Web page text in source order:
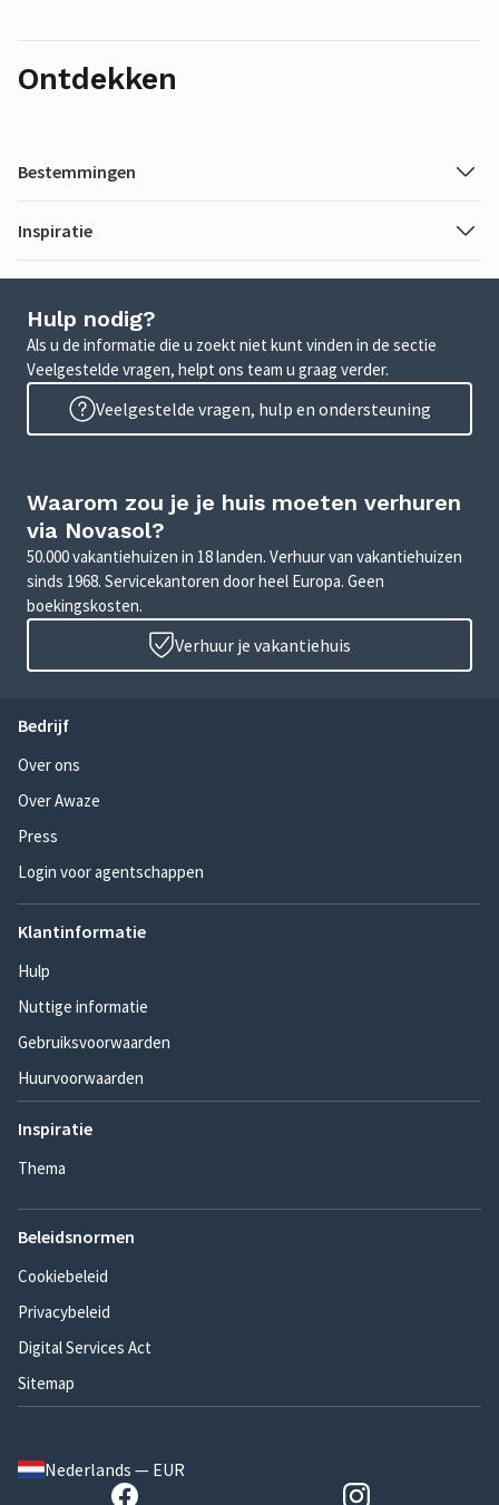
Ontdekken
Bestemmingen
Inspiratie
Hulp nodig?
Als u de informatie die u zoekt niet kunt vinden in de sectie
Veelgestelde vragen, helpt ons team u graag verder.
Veelgestelde vragen, hulp en ondersteuning
Waarom zou je je huis moeten verhuren
via Novasol?
50.000 vakantiehuizen in 18 landen. Verhuur van vakantiehuizen
sinds 1968. Servicekantoren door heel Europa. Geen
boekingskosten.
Verhuur je vakantiehuis
Bedrijf
Over ons
Over Awaze
Press
Login voor agentschappen
Klantinformatie
Hulp
Nuttige informatie
Gebruiksvoorwaarden
Huurvoorwaarden
Inspiratie
Thema
Beleidsnormen
Cookiebeleid
Privacybeleid
Digital Services Act
Sitemap
Nederlands — EUR